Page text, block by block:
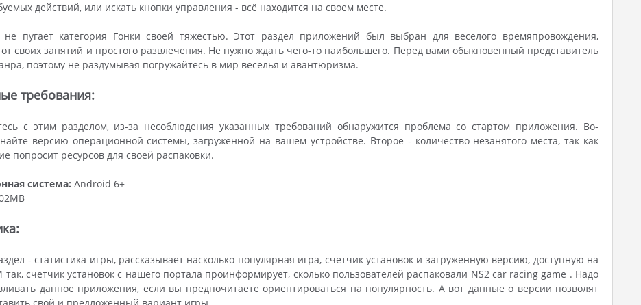
действий, или искать кнопки управления - всё находится на своем месте.
не пугает категория Гонки своей тяжестью. Этот раздел приложений был выбран для веселого времяпровождения,
своих занятий и простого развлечения. Не нужно ждать чего-то наибольшего. Перед вами обыкновенный представитель
поэтому не раздумывая погружайтесь в мир веселья и авантюризма.
требования:
с этим разделом, из-за несоблюдения указанных требований обнаружится проблема со стартом приложения. Во-
версию операционной системы, загруженной на вашем устройстве. Второе - количество незанятого места, так как
попросит ресурсов для своей распаковки.
система: Android 6+
- статистика игры, рассказывает насколько популярная игра, счетчик установок и загруженную версию, доступную на
так, счетчик установок с нашего портала проинформирует, сколько пользователей распаковали NS2 car racing game . Надо
данное приложения, если вы предпочитаете ориентироваться на популярность. А вот данные о версии позволят